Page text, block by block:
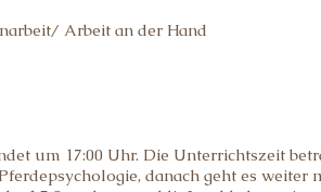
Arbeit an der Hand
um 17:00 Uhr. Die Unterrichtszeit
danach geht es